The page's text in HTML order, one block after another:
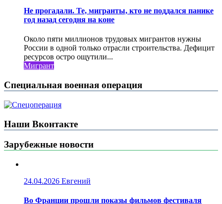
Не прогадали. Те, мигранты, кто не поддался панике
год назад сегодня на коне
Около пяти миллионов трудовых мигрантов нужны
России в одной только отрасли строительства. Дефицит
ресурсов остро ощутили...
Мигрант
Специальная военная операция
Наши Вконтакте
Зарубежные новости
24.04.2026 Евгений
Во Франции прошли показы фильмов фестиваля